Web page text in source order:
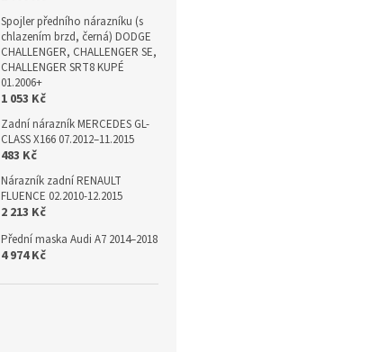
Spojler předního nárazníku (s
chlazením brzd, černá) DODGE
CHALLENGER, CHALLENGER SE,
CHALLENGER SRT8 KUPÉ
01.2006+
1 053 Kč
Zadní nárazník MERCEDES GL-
CLASS X166 07.2012–11.2015
483 Kč
Nárazník zadní RENAULT
FLUENCE 02.2010-12.2015
2 213 Kč
Přední maska Audi A7 2014–2018
4 974 Kč